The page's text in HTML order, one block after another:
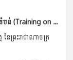
វគ្គបណ្ដុះបណ្ដាលស្ដីពី ការកំណត់អត្តសញ្ញាណគម្រោងក្នុងតំបន់ (Training on Regional Project Identification)
នៃព្រះរាជាណាចក្រ